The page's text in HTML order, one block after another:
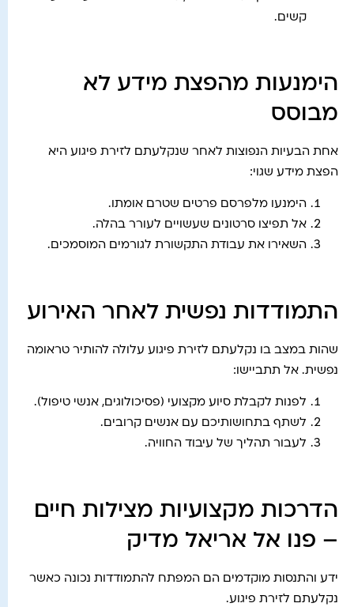
קשים.
הימנעות מהפצת מידע לא
מבוסס
אחת הבעיות הנפוצות לאחר שנקלעתם לזירת פיגוע היא
הפצת מידע שגוי:
הימנעו מלפרסם פרטים שטרם אומתו.
אל תפיצו סרטונים שעשויים לעורר בהלה.
השאירו את עבודת התקשורת לגורמים המוסמכים.
התמודדות נפשית לאחר האירוע
שהות במצב בו נקלעתם לזירת פיגוע עלולה להותיר טראומה
נפשית. אל תתביישו:
לפנות לקבלת סיוע מקצועי (פסיכולוגים, אנשי טיפול).
לשתף בתחושותיכם עם אנשים קרובים.
לעבור תהליך של עיבוד החוויה.
הדרכות מקצועיות מצילות חיים
– פנו אל אריאל מדיק
ידע והתנסות מוקדמים הם המפתח להתמודדות נכונה כאשר
נקלעתם לזירת פיגוע.